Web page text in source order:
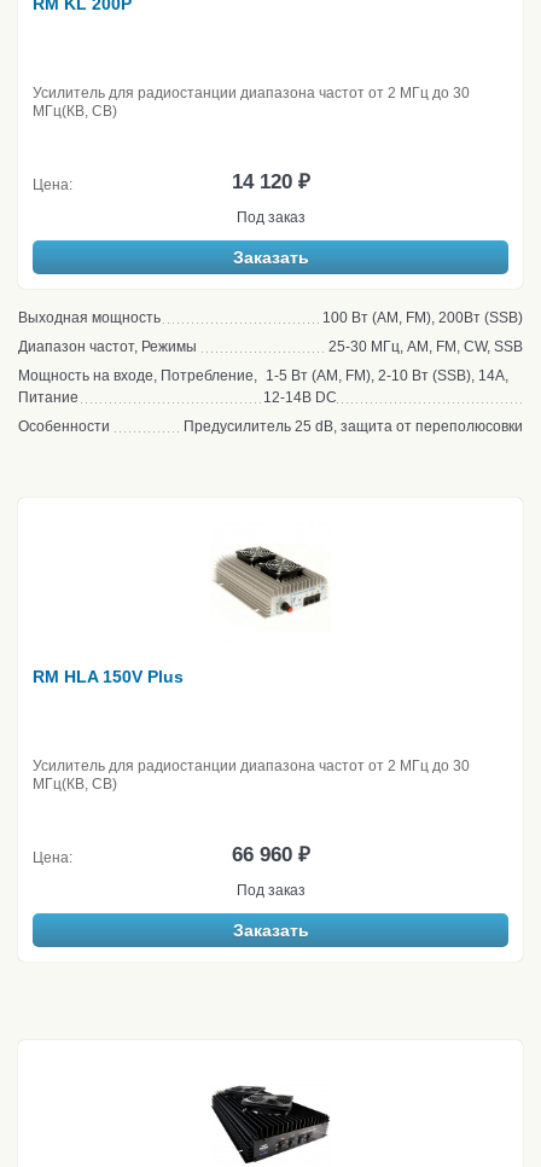
Усилитель для радиостанции диапазона частот от 2 МГц до 30
МГц(КВ, CB)
Цена: 14 120 ₽
Под заказ
Заказать
Выходная мощность
100 Вт (AM, FM), 200Вт (SSB)
Диапазон частот, Режимы
25-30 МГц, AM, FM, CW, SSB
Мощность на входе, Потребление,
Питание
1-5 Вт (AM, FM), 2-10 Вт (SSB), 14А,
12-14В DC
Особенности
Предусилитель 25 dB, защита от переполюсовки
RM HLA 150V Plus
Усилитель для радиостанции диапазона частот от 2 МГц до 30
МГц(КВ, CB)
Цена: 66 960 ₽
Под заказ
Заказать